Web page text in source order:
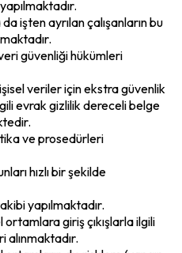
işten ayrılan çalışanların bu
güvenliği hükümleri
veriler için ekstra güvenlik
evrak gizlilik dereceli belge
ve prosedürleri
hızlı bir şekilde
yapılmaktadır.
giriş çıkışlarla ilgili